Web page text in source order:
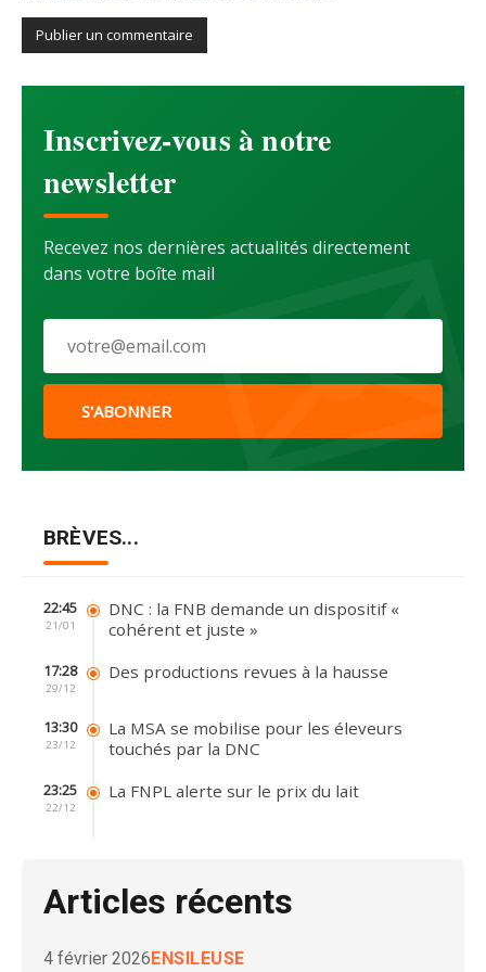
Inscrivez-vous à notre
newsletter
Recevez nos dernières actualités directement
dans votre boîte mail
S'ABONNER
BRÈVES...
22:45
21/01
DNC : la FNB demande un dispositif «
cohérent et juste »
17:28
29/12
Des productions revues à la hausse
13:30
23/12
La MSA se mobilise pour les éleveurs
touchés par la DNC
23:25
22/12
La FNPL alerte sur le prix du lait
Articles récents
4 février 2026ENSILEUSE